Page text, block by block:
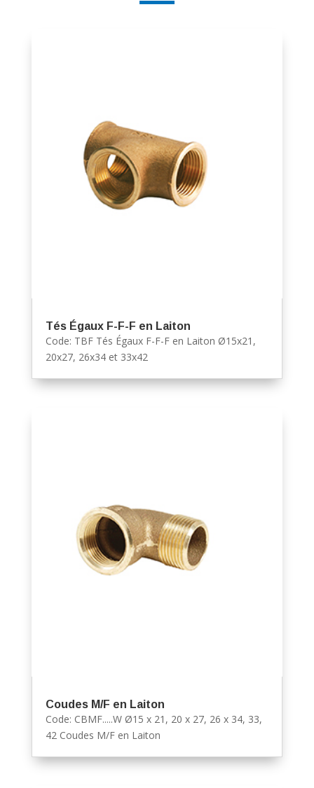
Tés Égaux F-F-F en Laiton
Code: TBF Tés Égaux F-F-F en Laiton Ø15x21,
20x27, 26x34 et 33x42
Coudes M/F en Laiton
Code: CBMF.....W Ø15 x 21, 20 x 27, 26 x 34, 33,
42 Coudes M/F en Laiton